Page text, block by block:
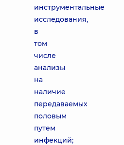
инструментальные
исследования,
в
том
числе
анализы
на
наличие
передаваемых
половым
путем
инфекций;